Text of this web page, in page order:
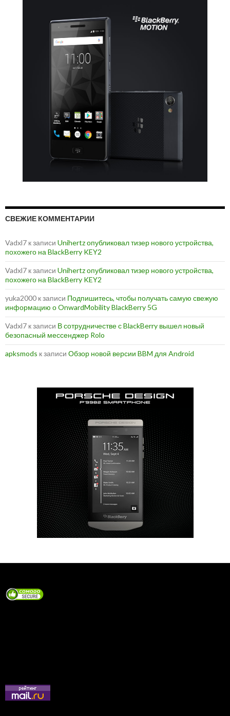
СВЕЖИЕ КОММЕНТАРИИ
Vadxl7 к записи Unihertz опубликовал тизер нового устройства,
похожего на BlackBerry KEY2
Vadxl7 к записи Unihertz опубликовал тизер нового устройства,
похожего на BlackBerry KEY2
yuka2000 к записи Подпишитесь, чтобы получать самую свежую
информацию о OnwardMobility BlackBerry 5G
Vadxl7 к записи В сотрудничестве с BlackBerry вышел новый
безопасный мессенджер Rolo
apksmods к записи Обзор новой версии BBM для Android